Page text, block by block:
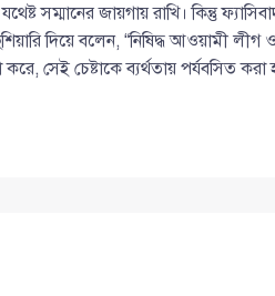
সম্মানের জায়গায় রাখি। কিন্তু
দিয়ে বলেন, “নিষিদ্ধ আওয়ামী
করে, সেই চেষ্টাকে ব্যর্থতায় পর্যবসিত করা